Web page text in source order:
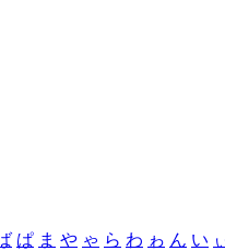
ぱ ま や ゃ ら わ ゎ ん い